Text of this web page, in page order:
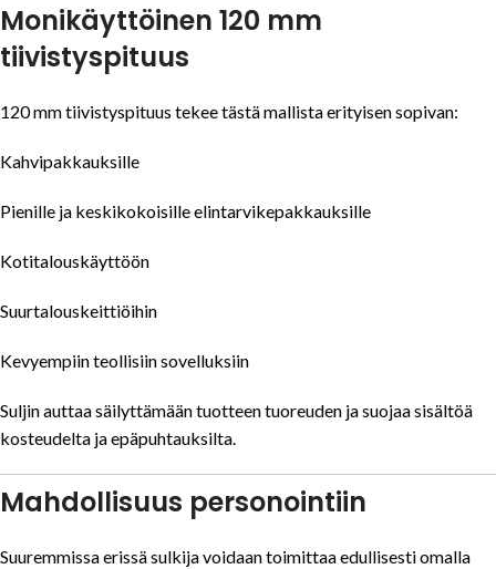
Monikäyttöinen 120 mm
tiivistyspituus
120 mm tiivistyspituus tekee tästä mallista erityisen sopivan:
Kahvipakkauksille
Pienille ja keskikokoisille elintarvikepakkauksille
Kotitalouskäyttöön
Suurtalouskeittiöihin
Kevyempiin teollisiin sovelluksiin
Suljin auttaa säilyttämään tuotteen tuoreuden ja suojaa sisältöä
kosteudelta ja epäpuhtauksilta.
Mahdollisuus personointiin
Suuremmissa erissä sulkija voidaan toimittaa edullisesti omalla